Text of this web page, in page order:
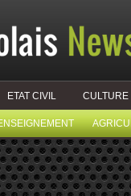
ETAT CIVIL CULTURE